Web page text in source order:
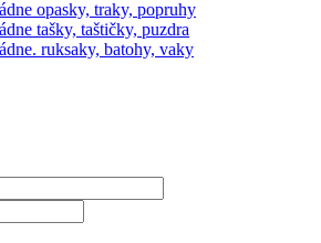
opasky, traky, popruhy
tašky, taštičky, puzdra
ruksaky, batohy, vaky